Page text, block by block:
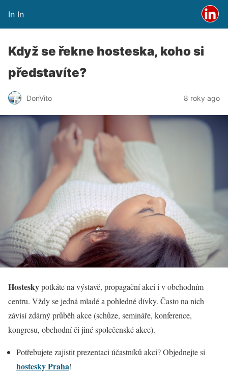
In In
Když se řekne hosteska, koho si
představíte?
DonVito 8 roky ago
Hosteskypotkáte na výstavě, propagační akci i v obchodním
centru. Vždy se jedná mladé a pohledné dívky. Často na nich
závisí zdárný průběh akce (schůze, semináře, konference,
kongresu, obchodní či jiné společenské akce).
Potřebujete zajistit prezentaci účastníků akci? Objednejte si
hostesky Praha!